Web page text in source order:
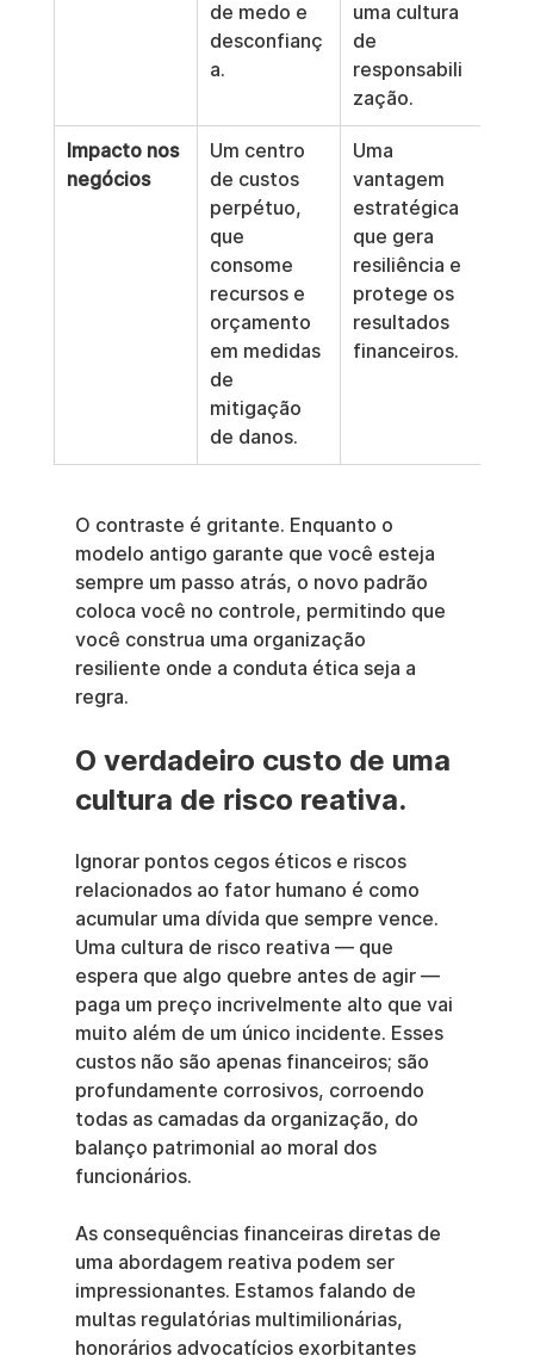
de medo e
desconfianç
a.
uma cultura
de
responsabili
zação.
Impacto nos
negócios
Um centro
de custos
perpétuo,
que
consome
recursos e
orçamento
em medidas
de
mitigação
de danos.
Uma
vantagem
estratégica
que gera
resiliência e
protege os
resultados
financeiros.
O contraste é gritante. Enquanto o
modelo antigo garante que você esteja
sempre um passo atrás, o novo padrão
coloca você no controle, permitindo que
você construa uma organização
resiliente onde a conduta ética seja a
regra.
O verdadeiro custo de uma
cultura de risco reativa.
Ignorar pontos cegos éticos e riscos
relacionados ao fator humano é como
acumular uma dívida que sempre vence.
Uma cultura de risco reativa — que
espera que algo quebre antes de agir —
paga um preço incrivelmente alto que vai
muito além de um único incidente. Esses
custos não são apenas financeiros; são
profundamente corrosivos, corroendo
todas as camadas da organização, do
balanço patrimonial ao moral dos
funcionários.
As consequências financeiras diretas de
uma abordagem reativa podem ser
impressionantes. Estamos falando de
multas regulatórias multimilionárias,
honorários advocatícios exorbitantes